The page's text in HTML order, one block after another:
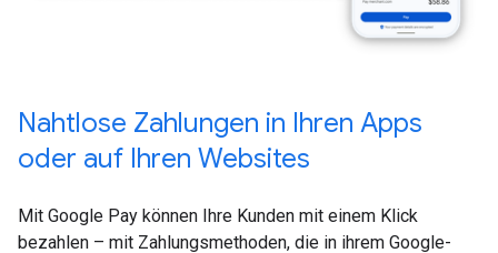
Nahtlose Zahlungen in Ihren Apps
oder auf Ihren Websites
Mit Google Pay können Ihre Kunden mit einem Klick
bezahlen – mit Zahlungsmethoden, die in ihrem Google-